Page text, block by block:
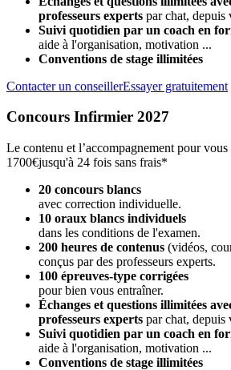
professeurs experts par chat, depuis
Suivi quotidien par un coach en
aide à l'organisation, motivation ...
Conventions de stage illimitées
Contacter un conseillerEssayer gratuitement
Concours Infirmier 2027
Le contenu et l’accompagnement pour
1700€jusqu'à 24 fois sans frais*
20 concours blancs
avec correction individuelle.
10 oraux blancs individuels
dans les conditions de l'examen.
200 heures de contenus (vidéos,
conçus par des professeurs experts.
100 épreuves-type corrigées
pour bien vous entraîner.
Échanges et questions illimitées
professeurs experts par chat, depuis
Suivi quotidien par un coach en
aide à l'organisation, motivation ...
Conventions de stage illimitées